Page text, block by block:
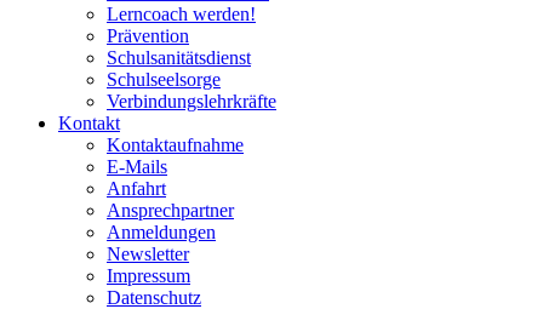
Lerncoach werden!
Prävention
Schulsanitätsdienst
Schulseelsorge
Verbindungslehrkräfte
Kontakt
Kontaktaufnahme
E-Mails
Anfahrt
Ansprechpartner
Anmeldungen
Newsletter
Impressum
Datenschutz